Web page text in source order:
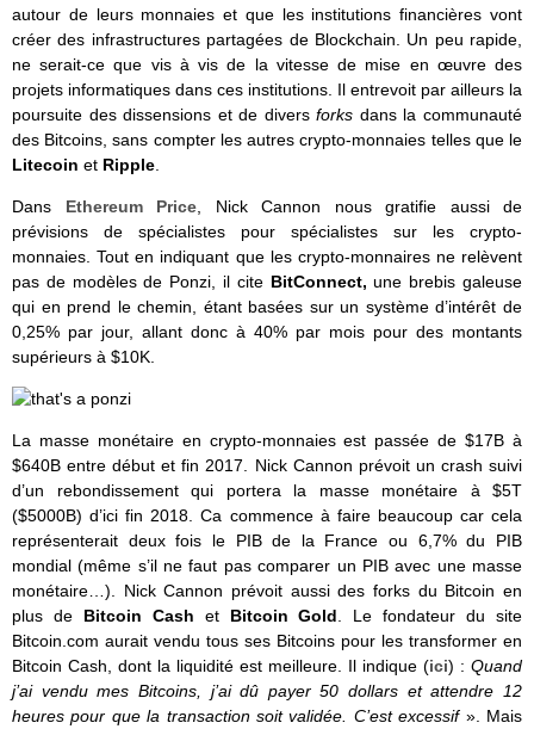
autour de leurs monnaies et que les institutions financières vont
créer des infrastructures partagées de Blockchain. Un peu rapide,
ne serait-ce que vis à vis de la vitesse de mise en œuvre des
projets informatiques dans ces institutions. Il entrevoit par ailleurs la
poursuite des dissensions et de diversforks dans la communauté
des Bitcoins, sans compter les autres crypto-monnaies telles que le
Litecoin et Ripple
Dans Ethereum Price , Nick Cannon nous gratifie aussi de
prévisions de spécialistes pour spécialistes sur les crypto-
monnaies. Tout en indiquant que les crypto-monnaires ne relèvent
pas de modèles de Ponzi, il cite BitConnect,une brebis galeuse
qui en prend le chemin, étant basées sur un système d’intérêt de
0,25% par jour, allant donc à 40% par mois pour des montants
supérieurs à $10K.
La masse monétaire en crypto-monnaies est passée de $17B à
$640B entre début et fin 2017. Nick Cannon prévoit un crash suivi
d’un rebondissement qui portera la masse monétaire à $5T
($5000B) d’ici fin 2018. Ca commence à faire beaucoup car cela
représenterait deux fois le PIB de la France ou 6,7% du PIB
mondial (même s’il ne faut pas comparer un PIB avec une masse
monétaire…). Nick Cannon prévoit aussi des forks du Bitcoin en
plus de Bitcoin Cash et Bitcoin Gold . Le fondateur du site
Bitcoin.com aurait vendu tous ses Bitcoins pour les transformer en
Bitcoin Cash, dont la liquidité est meilleure. Il indique (ici) : Quand
j’ai vendu mes Bitcoins, j’ai dû payer 50 dollars et attendre 12
heures pour que la transaction soit validée. C’est excessif». Mais